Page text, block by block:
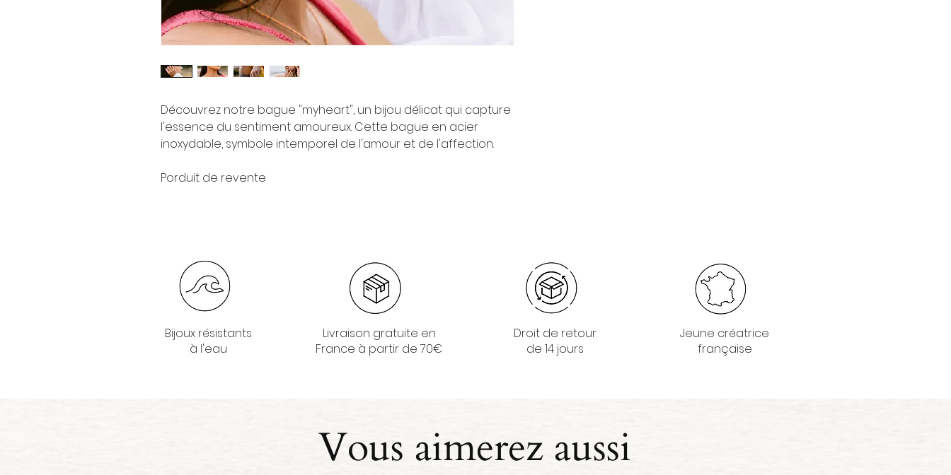
Découvrez notre bague "myheart", un bijou délicat qui capture
l'essence du sentiment amoureux. Cette bague en acier
inoxydable, symbole intemporel de l'amour et de l'affection.
Porduit de revente
Bijoux résistants
à l'eau
Livraison gratuite en
France à partir de 70€
Droit de retour
de 14 jours
Jeune créatrice
française
Vous aimerez aussi